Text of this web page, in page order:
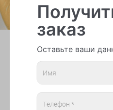
заказ
Оставьте ваши